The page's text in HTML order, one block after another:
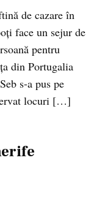
de cazare în
face un sejur de
pentru
din Portugalia
s-a pus pe
locuri […]